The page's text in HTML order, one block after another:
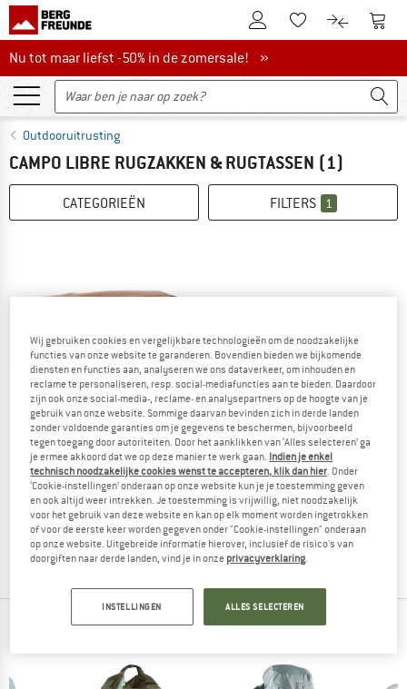
De klantenaccount
Naar deNaar de
Nu tot maar liefst -50% in de zomersale!
Nu tot maar liefst -50% in de zomersale! »
Outdooruitrusting
CAMPO LIBRE RUGZAKKEN & RUGTASSEN (1)
CATEGORIEËN FILTERS 1
CAMPO LIBRE
Kami
Reistas
€ 129,95
5,0(3)
TOPPRODUCTEN VAN JE FAVORIETE MERKEN
Wij gebruiken cookies en vergelijkbare technologieën om de noodzakelijke
functies van onze website te garanderen. Bovendien bieden we bijkomende
diensten en functies aan, analyseren we ons dataverkeer, om inhouden en
reclame te personaliseren, resp. social-mediafuncties aan te bieden. Daardoor
zijn ook onze social-media-, reclame- en analysepartners op de hoogte van je
gebruik van onze website. Sommige daarvan bevinden zich in derde landen
zonder voldoende garanties om je gegevens te beschermen, bijvoorbeeld
tegen toegang door autoriteiten. Door het aanklikken van ‘Alles selecteren’ ga
je ermee akkoord dat we op deze manier te werk gaan. Indien je enkel
technisch noodzakelijke cookies wenst te accepteren, klik dan hier . Onder
‘Cookie-instellingen’ onderaan op onze website kun je je toestemming geven
en ook altijd weer intrekken. Je toestemming is vrijwillig, niet noodzakelijk
voor het gebruik van deze website en kan op elk moment worden ingetrokken
of voor de eerste keer worden gegeven onder "Cookie-instellingen" onderaan
op onze website. Uitgebreide informatie hierover, inclusief de risico's van
doorgiften naar derde landen, vind je in onze privacyverklaring
INSTELLINGEN ALLES SELECTEREN